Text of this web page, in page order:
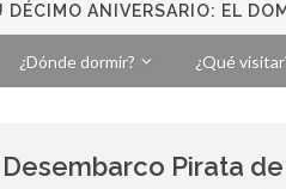
ANIVERSARIO: EL
¿Dónde dormir? ¿Qué
Desembarco Pirata